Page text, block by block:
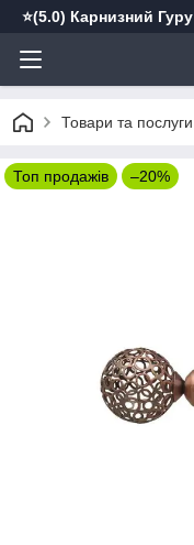
⭐️(5.0) Карнизний Гуру
Товари та послуги
Топ продажів –20%